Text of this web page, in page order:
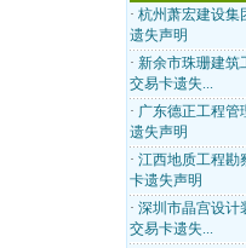
· 杭州萧宏建设集
遗失声明
· 新余市珠珊建筑
交易卡遗失...
· 广东德正工程管
遗失声明
· 江西地质工程勘
卡遗失声明
· 深圳市晶宫设计
交易卡遗失...